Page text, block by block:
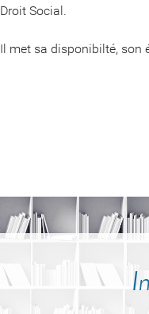
Droit Social.
Il met sa disponibilté, son